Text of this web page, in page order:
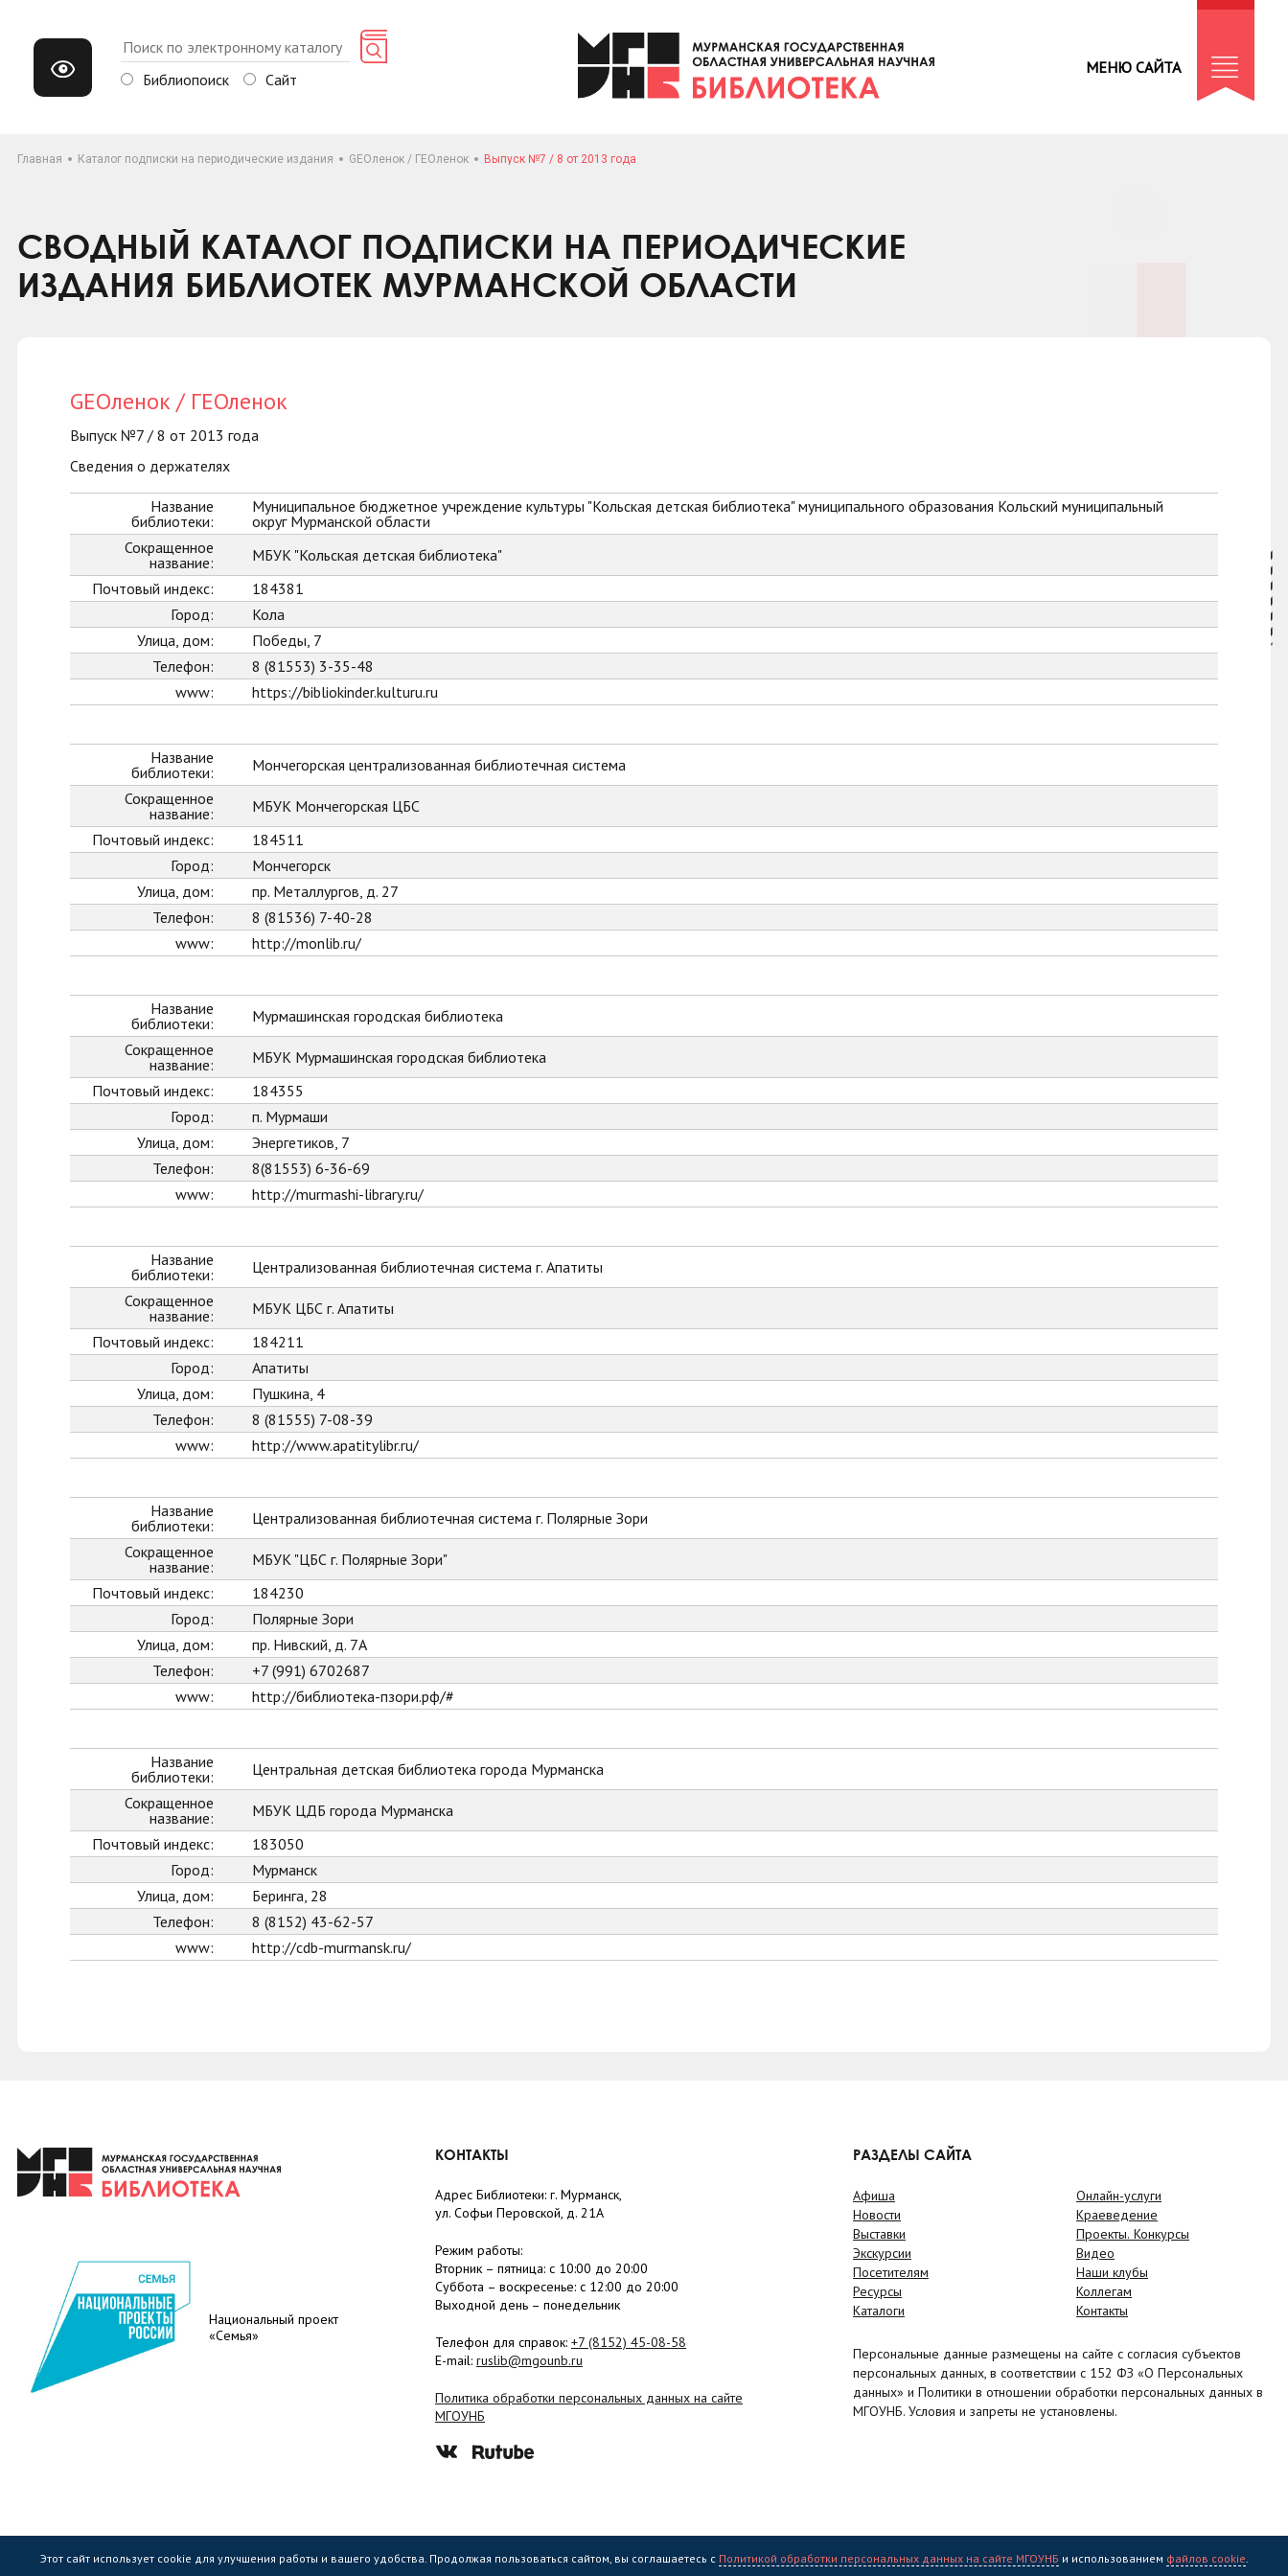
Библиопоиск Сайт
МЕНЮ САЙТА
Главная Каталог подписки на периодические издания GEOленок / ГЕОленок Выпуск №7 / 8 от 2013 года
СВОДНЫЙ КАТАЛОГ ПОДПИСКИ НА ПЕРИОДИЧЕСКИЕ
ИЗДАНИЯ БИБЛИОТЕК МУРМАНСКОЙ ОБЛАСТИ
GEOленок / ГЕОленок
Выпуск №7 / 8 от 2013 года
Сведения о держателях
Название
библиотеки:
Муниципальное бюджетное учреждение культуры "Кольская детская библиотека" муниципального образования Кольский муниципальный
округ Мурманской области
Сокращенное
название:
МБУК "Кольская детская библиотека"
Почтовый индекс:
184381
Город:
Кола
Улица, дом:
Победы, 7
Телефон:
8 (81553) 3-35-48
www:
https://bibliokinder.kulturu.ru
Название
библиотеки:
Мончегорская централизованная библиотечная система
Сокращенное
название:
МБУК Мончегорская ЦБС
Почтовый индекс:
184511
Город:
Мончегорск
Улица, дом:
пр. Металлургов, д. 27
Телефон:
8 (81536) 7-40-28
www:
http://monlib.ru/
Название
библиотеки:
Мурмашинская городская библиотека
Сокращенное
название:
МБУК Мурмашинская городская библиотека
Почтовый индекс:
184355
Город:
п. Мурмаши
Улица, дом:
Энергетиков, 7
Телефон:
8(81553) 6-36-69
www:
http://murmashi-library.ru/
Название
библиотеки:
Централизованная библиотечная система г. Апатиты
Сокращенное
название:
МБУК ЦБС г. Апатиты
Почтовый индекс:
184211
Город:
Апатиты
Улица, дом:
Пушкина, 4
Телефон:
8 (81555) 7-08-39
www:
http://www.apatitylibr.ru/
Название
библиотеки:
Централизованная библиотечная система г. Полярные Зори
Сокращенное
название:
МБУК "ЦБС г. Полярные Зори"
Почтовый индекс:
184230
Город:
Полярные Зори
Улица, дом:
пр. Нивский, д. 7А
Телефон:
+7 (991) 6702687
www:
http://библиотека-пзори.рф/#
Название
библиотеки:
Центральная детская библиотека города Мурманска
Сокращенное
название:
МБУК ЦДБ города Мурманска
Почтовый индекс:
183050
Город:
Мурманск
Улица, дом:
Беринга, 28
Телефон:
8 (8152) 43-62-57
www:
http://cdb-murmansk.ru/
Национальный проект
«Семья»
КОНТАКТЫ
Адрес Библиотеки: г. Мурманск,
ул. Софьи Перовской, д. 21А
Режим работы:
Вторник – пятница: с 10:00 до 20:00
Суббота – воскресенье: c 12:00 до 20:00
Выходной день – понедельник
Телефон для справок: +7 (8152) 45-08-58
E-mail: ruslib@mgounb.ru
Политика обработки персональных данных на сайте
МГОУНБ
РАЗДЕЛЫ САЙТА
Афиша
Новости
Выставки
Экскурсии
Посетителям
Ресурсы
Каталоги
Онлайн-услуги
Краеведение
Проекты. Конкурсы
Видео
Наши клубы
Коллегам
Контакты
Персональные данные размещены на сайте с согласия субъектов
персональных данных, в соответствии с 152 ФЗ «О Персональных
данных» и Политики в отношении обработки персональных данных в
МГОУНБ. Условия и запреты не установлены.
Этот сайт использует cookie для улучшения работы и вашего удобства. Продолжая пользоваться сайтом, вы соглашаетесь с Политикой обработки персональных данных на сайте МГОУНБ и использованием файлов cookie.